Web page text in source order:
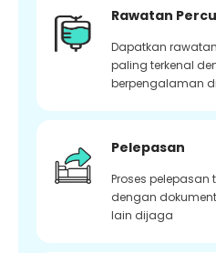
Rawatan
Dapatkan
paling terkenal
berpengalaman
Pelepasan
Proses
dengan
lain dijaga